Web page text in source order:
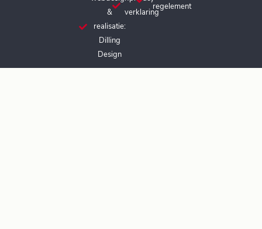
&
realisatie:
Dilling
Design
verklaring
regelement